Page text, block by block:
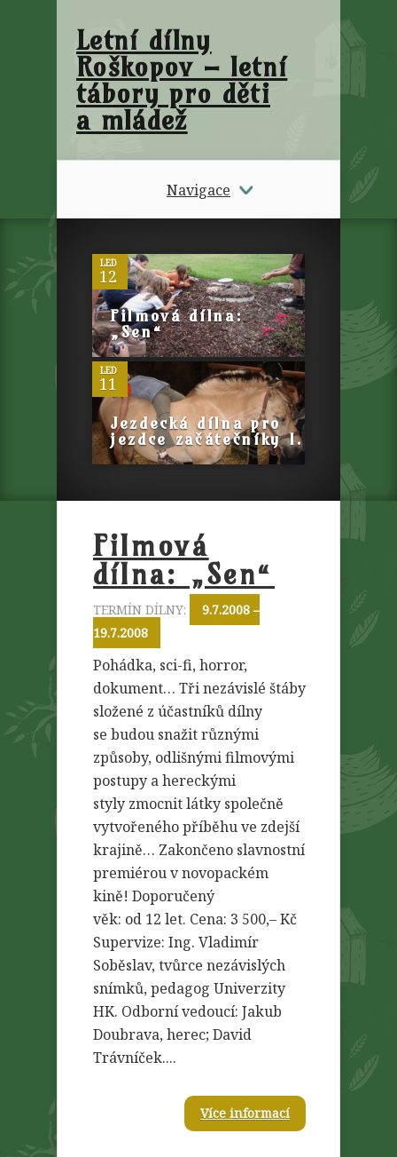
Letní dílny
Roškopov – letní
tábory pro děti
a mládež
Navigace
LED
12
Filmová dílna:
„Sen“
LED
11
0
Jezdecká dílna pro
jezdce začátečníky I.
Filmová
dílna: „Sen“
TERMÍN DÍLNY:
9.7.2008 –
19.7.2008
Pohádka, sci-fi, horror,
dokument… Tři nezávislé štáby
složené z účastníků dílny
se budou snažit různými
způsoby, odlišnými filmovými
postupy a hereckými
styly zmocnit látky společně
vytvořeného příběhu ve zdejší
krajině… Zakončeno slavnostní
premiérou v novopackém
kině! Doporučený
věk: od 12 let. Cena: 3 500,– Kč
Supervize: Ing. Vladimír
Soběslav, tvůrce nezávislých
snímků, pedagog Univerzity
HK. Odborní vedoucí: Jakub
Doubrava, herec; David
Trávníček....
Více informací